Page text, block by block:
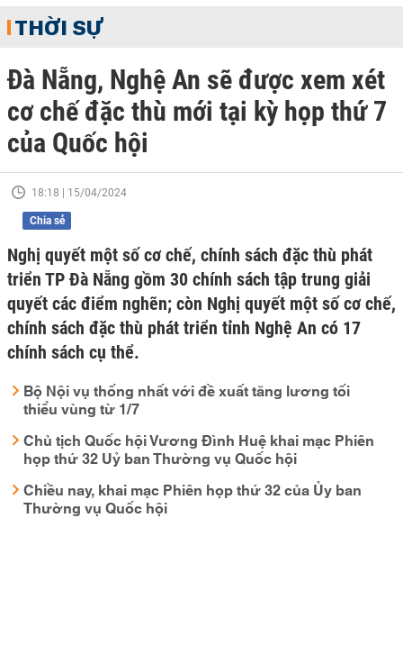
THỜI SỰ
Đà Nẵng, Nghệ An sẽ được xem xét
cơ chế đặc thù mới tại kỳ họp thứ 7
của Quốc hội
18:18 | 15/04/2024
Chia sẻ
Nghị quyết một số cơ chế, chính sách đặc thù phát
triển TP Đà Nẵng gồm 30 chính sách tập trung giải
quyết các điểm nghẽn; còn Nghị quyết một số cơ chế,
chính sách đặc thù phát triển tỉnh Nghệ An có 17
chính sách cụ thể.
Bộ Nội vụ thống nhất với đề xuất tăng lương tối
thiểu vùng từ 1/7
Chủ tịch Quốc hội Vương Đình Huệ khai mạc Phiên
họp thứ 32 Uỷ ban Thường vụ Quốc hội
Chiều nay, khai mạc Phiên họp thứ 32 của Ủy ban
Thường vụ Quốc hội